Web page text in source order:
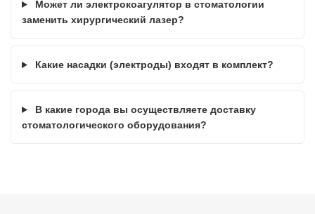
Может ли электрокоагулятор в стоматологии
заменить хирургический лазер?
Какие насадки (электроды) входят в комплект?
В какие города вы осуществляете доставку
стоматологического оборудования?